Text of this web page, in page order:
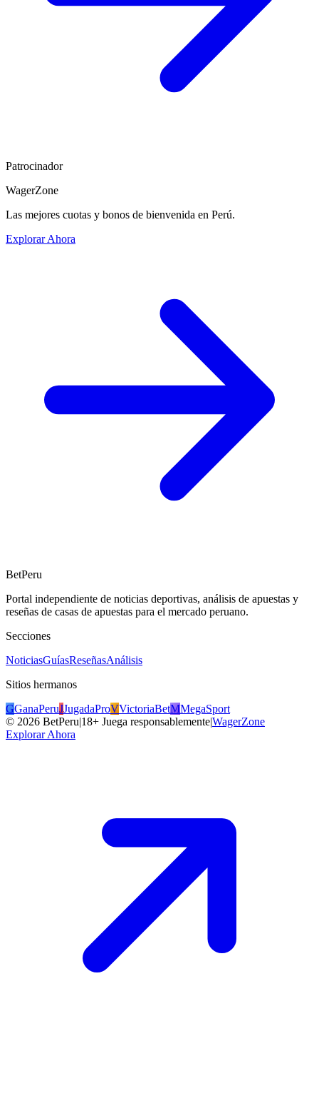
Patrocinador
WagerZone
Las mejores cuotas y bonos de bienvenida en Perú.
Explorar Ahora
BetPeru
Portal independiente de noticias deportivas, análisis de apuestas y
reseñas de casas de apuestas para el mercado peruano.
Secciones
NoticiasGuíasReseñasAnálisis
Sitios hermanos
GGanaPeruJJugadaProVVictoriaBetMMegaSport
© 2026 BetPeru|18+ Juega responsablemente|WagerZone
Explorar Ahora